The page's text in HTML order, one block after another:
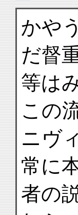
かや
だ督
等は
この
ニヴ
常に
者の